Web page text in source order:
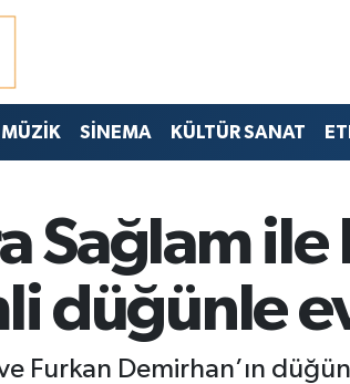
MÜZİK SİNEMA KÜLTÜR SANAT
Sağlam
düğünle
Furkan Demirhan’ın